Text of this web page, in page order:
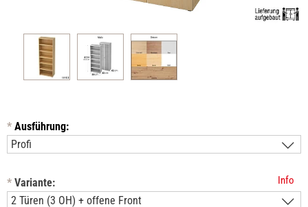
* Ausführung:
* Variante: Info